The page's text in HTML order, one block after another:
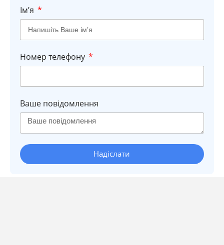
Імʼя
Номер телефону
Ваше повідомлення
Надіслати